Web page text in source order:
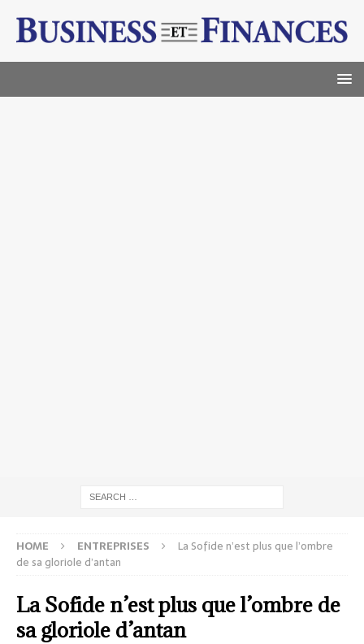
HOME ENTREPRISES
La Sofide n’est plus que l’ombre
de sa gloriole d’antan
La Sofide n’est plus que l’ombre de
sa gloriole d’antan